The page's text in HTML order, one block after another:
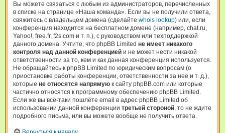
Вы можете связаться с любым из администраторов, перечисленных
в списке на странице «Наша команда». Если вы не получили ответа,
свяжитесь с владельцем домена (сделайте whois lookup) или, если
конференция находится на бесплатном домене (например, chat.ru,
Yahoo!, free.fr, f2s.com и т. п.), с руководством или техподдержкой
данного домена. Учтите, что phpBB Limited не имеет никакого
контроля над данной конференцией и не может нести никакой
ответственности за то, кем и как данная конференция используется.
Не обращайтесь к phpBB Limited по юридическим вопросам (о
приостановке работы конференции, ответственности за неё и т. д.),
которые не относятся напрямую к сайту phpBB.com или которые
частично относятся к программному обеспечению phpBB Limited.
Если же вы всё-таки пошлёте email в адрес phpBB Limited об
использовании данной конференции третьей стороной, то не ждите
подробного письма, или вы можете вообще не получить ответа.